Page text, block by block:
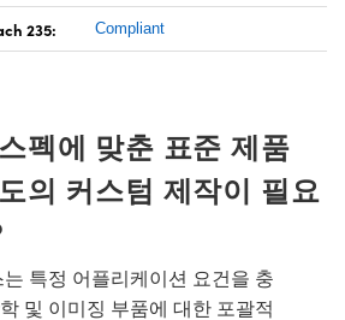
235: Compliant
펙에 맞춘 표준 제품
의 커스텀 제작이 필요
특정 어플리케이션 요건을 충
및 이미징 부품에 대한 포괄적